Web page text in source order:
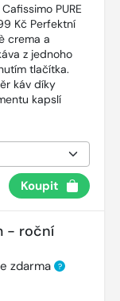
PURE
Kč Perfektní
crema a
z jednoho
tlačítka.
káv díky
kapslí
Koupit
- roční
zdarma ?